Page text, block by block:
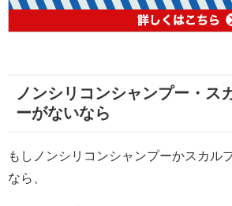
ノンシリコンシャンプー・ス
ーがないなら
もしノンシリコンシャンプーかスカル
なら、